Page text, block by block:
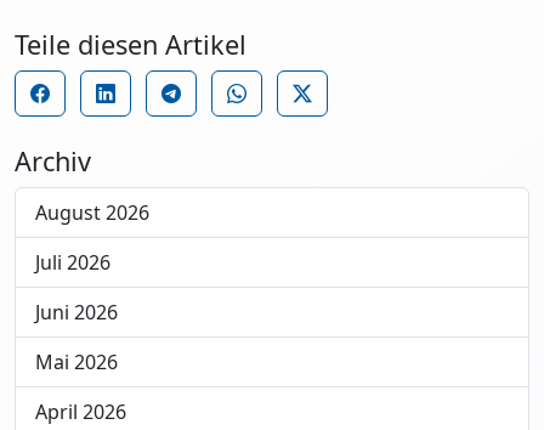
Teile diesen Artikel
Archiv
August 2026
Juli 2026
Juni 2026
Mai 2026
April 2026